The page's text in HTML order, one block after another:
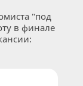
"под
в финале